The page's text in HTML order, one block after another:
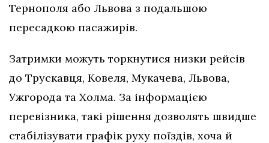
Тернополя або Львова з подальшою
пересадкою пасажирів.
Затримки можуть торкнутися низки рейсів
до Трускавця, Ковеля, Мукачева, Львова,
Ужгорода та Холма. За інформацією
перевізника, такі рішення дозволять швидше
стабілізувати графік руху поїздів, хоча й